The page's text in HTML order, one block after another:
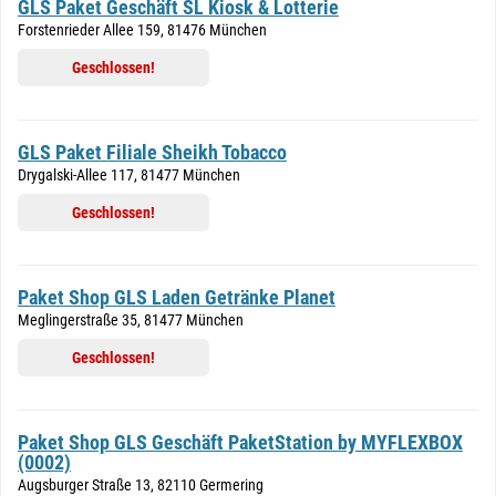
GLS Paket Geschäft SL Kiosk & Lotterie
Forstenrieder Allee 159, 81476 München
Geschlossen!
GLS Paket Filiale Sheikh Tobacco
Drygalski-Allee 117, 81477 München
Geschlossen!
Paket Shop GLS Laden Getränke Planet
Meglingerstraße 35, 81477 München
Geschlossen!
Paket Shop GLS Geschäft PaketStation by MYFLEXBOX
(0002)
Augsburger Straße 13, 82110 Germering